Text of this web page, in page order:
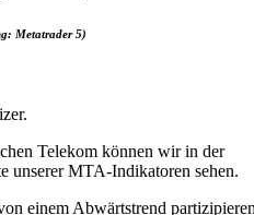
Metatrader 5)
Telekom können wir in der
unserer MTA-Indikatoren sehen.
einem Abwärtstrend